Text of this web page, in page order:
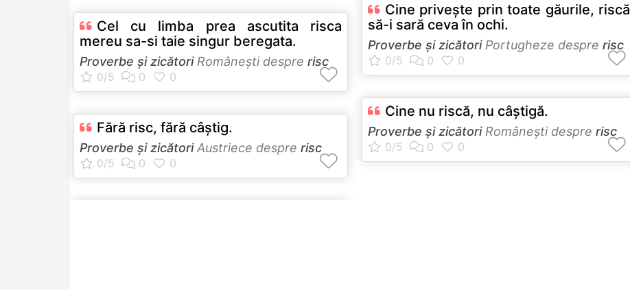
Cel cu limba prea ascutita risca
mereu sa-si taie singur beregata.
Proverbe și zicătoriRomâneşti despre risc
Fără risc, fără câştig.
Proverbe și zicătoriAustriece despre risc
Cine priveşte prin toate găurile, riscă
să-i sară ceva în ochi.
Proverbe și zicătoriPortugheze despre risc
Cine nu riscă, nu câştigă.
Proverbe și zicătoriRomâneşti despre risc